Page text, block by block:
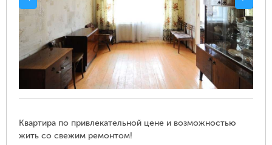
Квартира по привлекательной цене и возможностью
жить со свежим ремонтом!